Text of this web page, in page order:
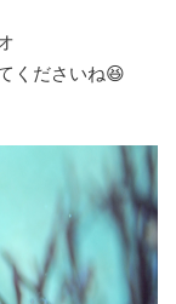
くださいね😆